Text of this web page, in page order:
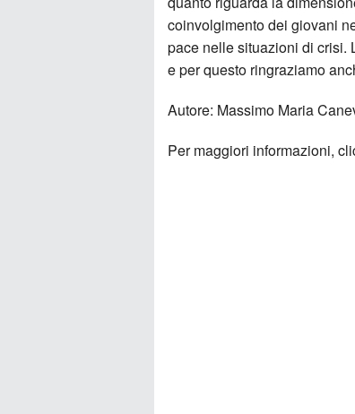
coinvolgimento dei giovani
pace nelle situazioni di crisi.
e per questo ringraziamo
Autore: Massimo Maria
Per maggiori informazioni,